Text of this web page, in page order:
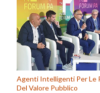
Agenti Intelligenti Per Le
Del Valore Pubblico